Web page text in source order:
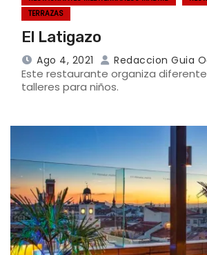
TERRAZAS
El Latigazo
Ago 4, 2021 Redaccion Guia
Este restaurante organiza
talleres para niños.